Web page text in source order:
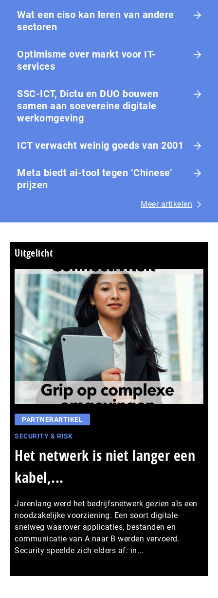
Wat een ciso kan leren van andere
sectoren
Optimisme over markt voor IT-
services
SSC-ICT, Dictu en DUO bouwen
samen aan soevereine digitale
werkomgeving
ICT verwacht weinig goeds van 2001
Meta biedt ai-tool tegen ‘Chinese’
prijzen
Meer artikelen
Uitgelicht
PARTNERARTIKEL
SECURITY & RISK
Het netwerk is niet langer een
kabel,...
Jarenlang werd het bedrijfsnetwerk gezien als een
noodzakelijke voorziening. Een soort digitale
snelweg waarover applicaties, bestanden en
communicatie van A naar B werden vervoerd.
Security speelde zich elders af: in...